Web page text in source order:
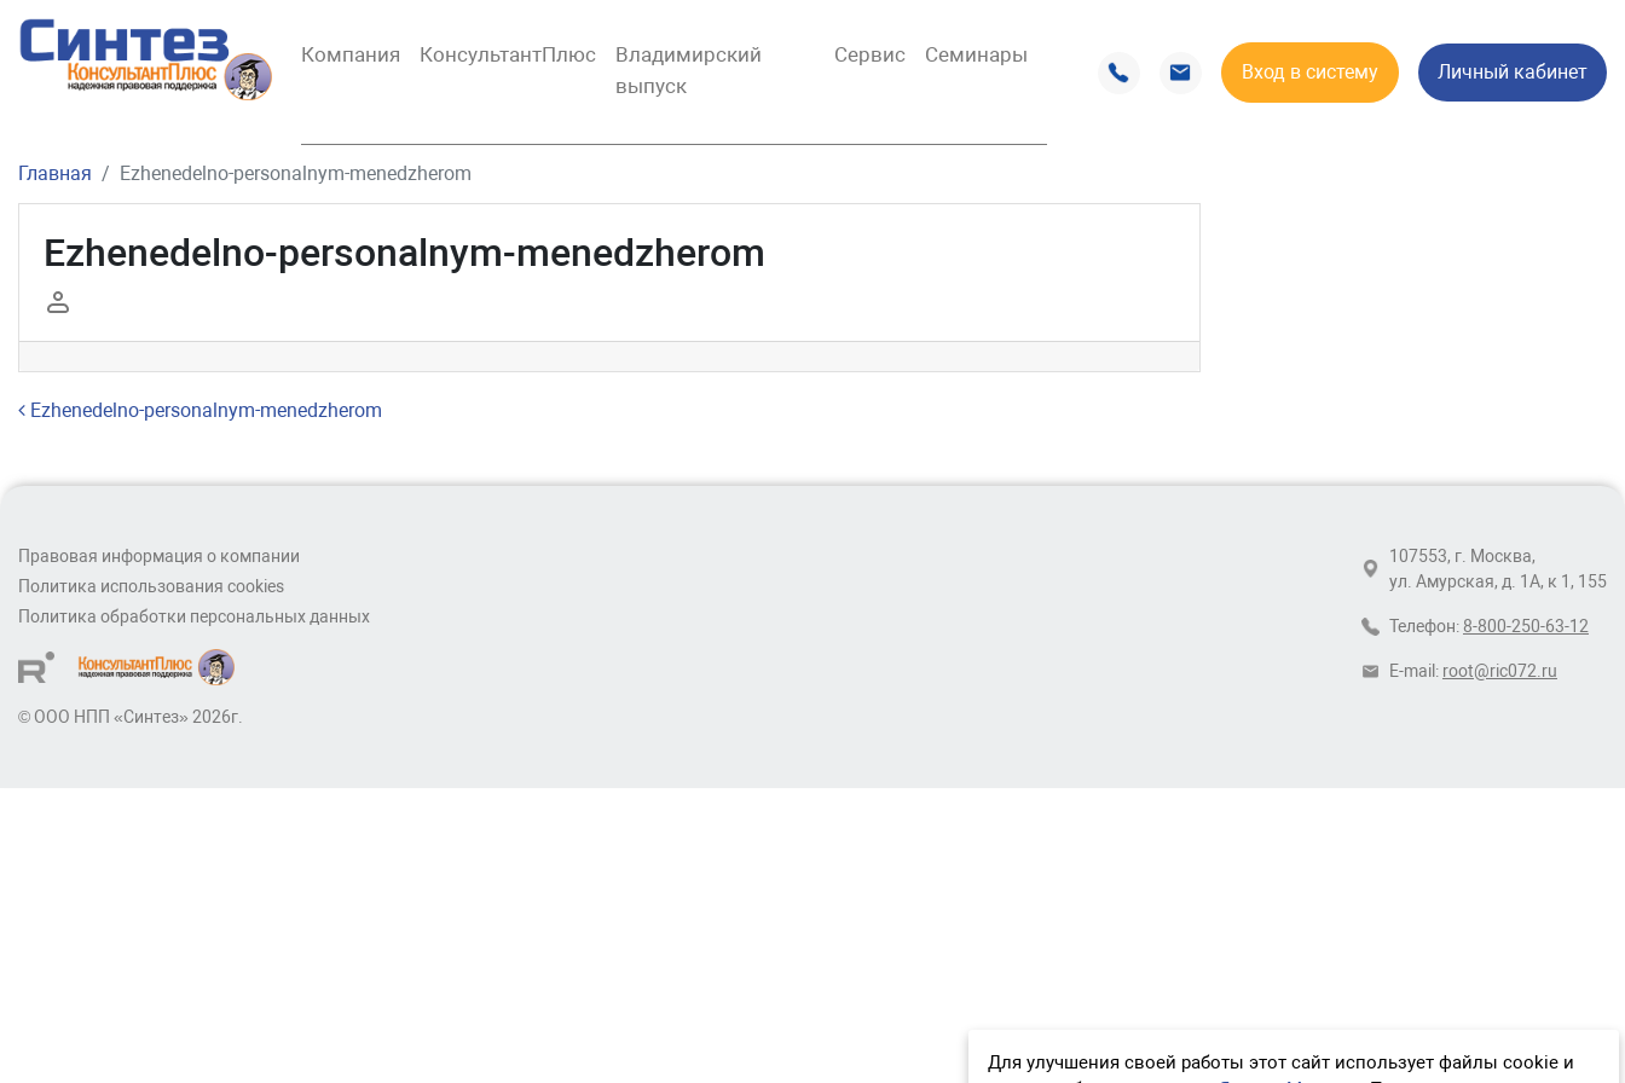
Компания КонсультантПлюс
Владимирский
выпуск
Сервис Семинары
Вход в систему Личный кабинет
Главная Ezhenedelno-personalnym-menedzherom
Ezhenedelno-personalnym-menedzherom
Навигация по записям
Ezhenedelno-personalnym-menedzherom
Правовая информация о компании
Политика использования cookies
Политика обработки персональных данных
© ООО НПП «Синтез» 2026г.
107553, г. Москва,
ул. Амурская, д. 1А, к 1, 155
Телефон: 8-800-250-63-12
E-mail: root@ric072.ru
Для улучшения своей работы этот сайт использует файлы cookie и